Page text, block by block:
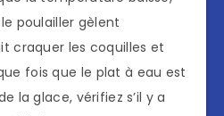
poulailler gèlent
craquer les coquilles et
fois que le plat à eau est
la glace, vérifiez s’il y a